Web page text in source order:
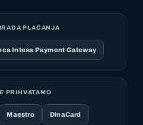
PLAĆANJA
Intesa Payment Gateway
PRIHVATAMO
Maestro DinaCard